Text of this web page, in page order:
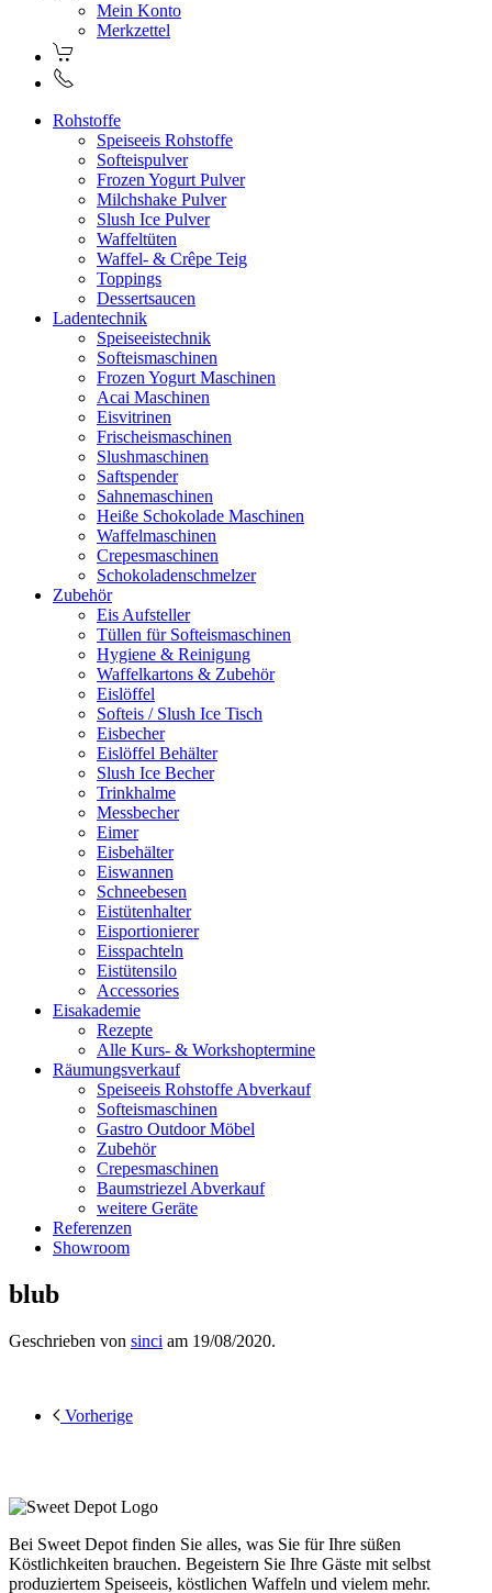
Mein Konto
Merkzettel
Rohstoffe
Speiseeis Rohstoffe
Softeispulver
Frozen Yogurt Pulver
Milchshake Pulver
Slush Ice Pulver
Waffeltüten
Waffel- & Crêpe Teig
Toppings
Dessertsaucen
Ladentechnik
Speiseeistechnik
Softeismaschinen
Frozen Yogurt Maschinen
Acai Maschinen
Eisvitrinen
Frischeismaschinen
Slushmaschinen
Saftspender
Sahnemaschinen
Heiße Schokolade Maschinen
Waffelmaschinen
Crepesmaschinen
Schokoladenschmelzer
Zubehör
Eis Aufsteller
Tüllen für Softeismaschinen
Hygiene & Reinigung
Waffelkartons & Zubehör
Eislöffel
Softeis / Slush Ice Tisch
Eisbecher
Eislöffel Behälter
Slush Ice Becher
Trinkhalme
Messbecher
Eimer
Eisbehälter
Eiswannen
Schneebesen
Eistütenhalter
Eisportionierer
Eisspachteln
Eistütensilo
Accessories
Eisakademie
Rezepte
Alle Kurs- & Workshoptermine
Räumungsverkauf
Speiseeis Rohstoffe Abverkauf
Softeismaschinen
Gastro Outdoor Möbel
Zubehör
Crepesmaschinen
Baumstriezel Abverkauf
weitere Geräte
Referenzen
Showroom
blub
Geschrieben von sinci am 19/08/2020.
Vorherige
Bei Sweet Depot finden Sie alles, was Sie für Ihre süßen
Köstlichkeiten brauchen. Begeistern Sie Ihre Gäste mit selbst
produziertem Speiseeis, köstlichen Waffeln und vielem mehr.